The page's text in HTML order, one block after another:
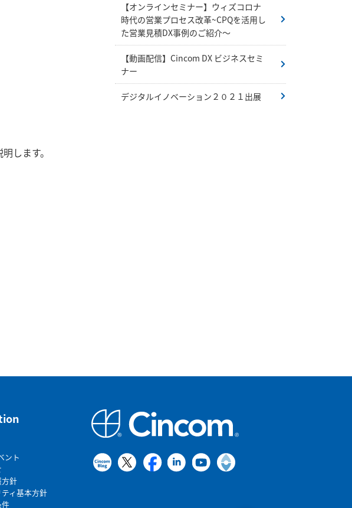
します。
【オンラインセミナー】ウィズコロナ
時代の営業プロセス改革~CPQを活用し
た営業見積DX事例のご紹介～
【動画配信】Cincom DX ビジネスセミ
ナー
デジタルイノベーション２０２１出展
ント
針
ィ基本方針